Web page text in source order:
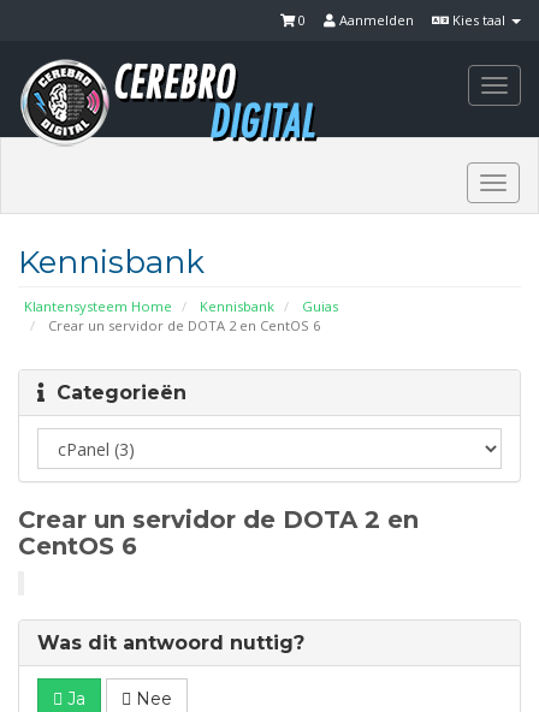
Kies taal
Aanmelden
0
Kennisbank
Klantensysteem Home Kennisbank
Guias
Crear un servidor de DOTA 2 en CentOS 6
Categorieën
Crear un servidor de DOTA 2 en
CentOS 6
Was dit antwoord nuttig?
Ja Nee